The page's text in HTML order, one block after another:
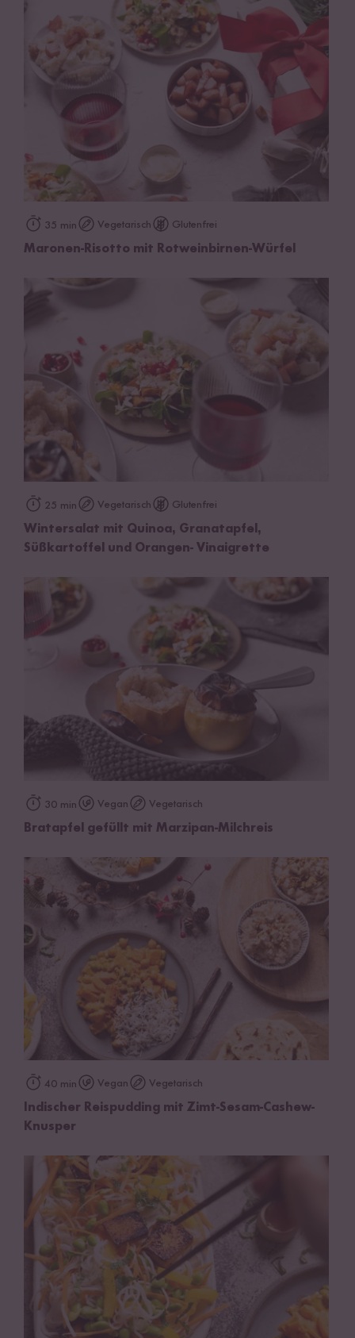
35 min Vegetarisch Glutenfrei
Maronen-Risotto mit Rotweinbirnen-Würfel
25 min Vegetarisch Glutenfrei
Wintersalat mit Quinoa, Granatapfel,
Süßkartoffel und Orangen- Vinaigrette
30 min Vegan Vegetarisch
Bratapfel gefüllt mit Marzipan-Milchreis
40 min Vegan Vegetarisch
Indischer Reispudding mit Zimt-Sesam-Cashew-
Knusper